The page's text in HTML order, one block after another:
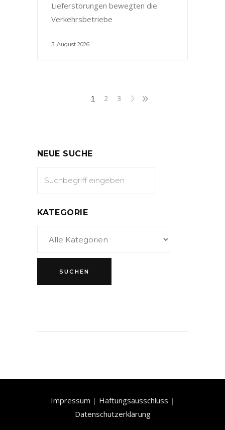
Lieferstörungen bewegten die
Verkehrsbetriebe
3. August 2026
1 2 3
NEUE SUCHE
KATEGORIE
Impressum | Haftungsausschluss |
Datenschutzerklärung